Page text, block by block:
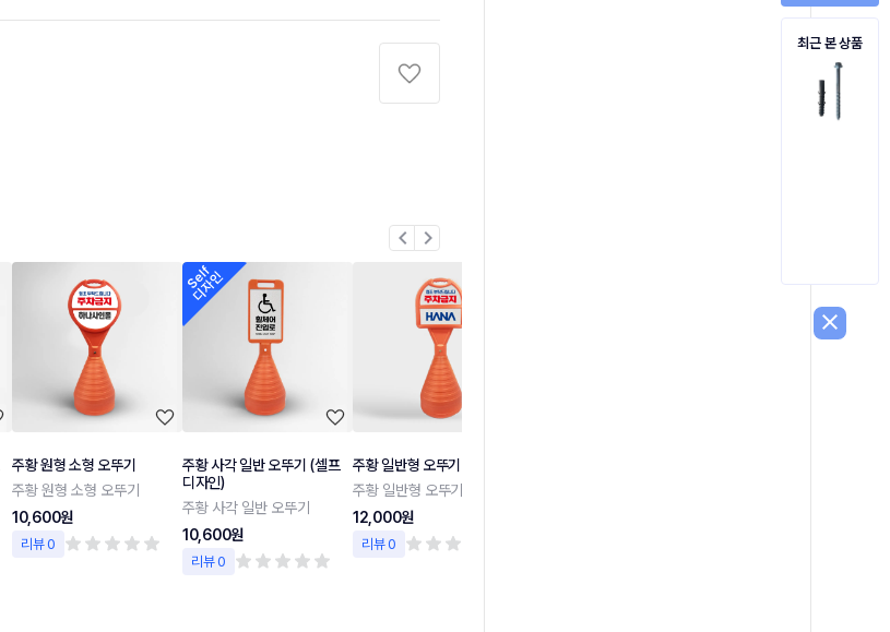
주황 원형 소형 오뚜기
주황 원형 소형 오뚜기
10,600원
리뷰 0
주황 사각 일반 오뚜기 (셀프
디자인)
주황 사각 일반 오뚜기
10,600원
리뷰 0
주황 일반형 오뚜기
주황 일반형 오뚜기
12,000원
리뷰 0
chevron_left chevron_right
최근 본 상품
close